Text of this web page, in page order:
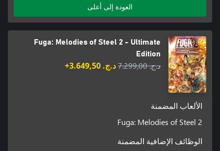
العودة إلى أعلى
Fuga: Melodies of Steel 2 - Ultimate
Edition
د.ج.‏ 7.299,00 د.ج.‏ 3.649,50+
الألعاب المضمنة
Fuga: Melodies of Steel 2
الوظائف الإضافية المضمنة